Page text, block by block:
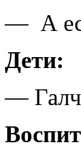
— А
Дети:
—